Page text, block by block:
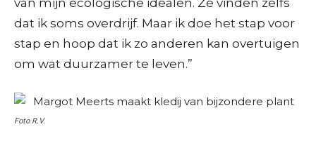
dat ik soms overdrijf. Maar ik doe het stap voor
stap en hoop dat ik zo anderen kan overtuigen
om wat duurzamer te leven.”
Foto R.V.